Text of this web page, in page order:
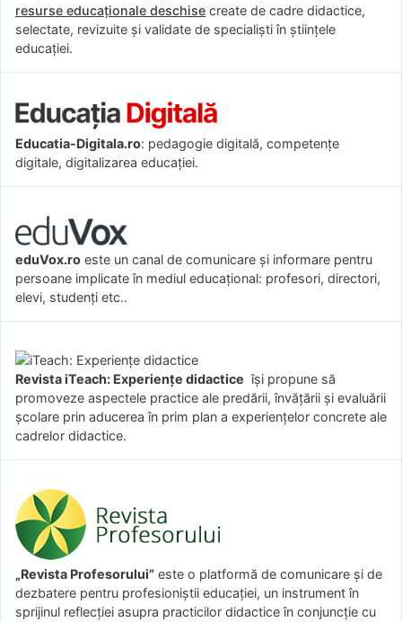
resurse educaționale deschise create de cadre didactice,
selectate, revizuite și validate de specialiști în științele
educației.
Educatia-Digitala.ro: pedagogie digitală, competențe
digitale, digitalizarea educației.
eduVox.ro este un canal de comunicare și informare pentru
persoane implicate în mediul educațional: profesori, directori,
elevi, studenți etc..
Revista iTeach: Experienţe didactice îşi propune să
promoveze aspectele practice ale predării, învăţării şi evaluării
şcolare prin aducerea în prim plan a experienţelor concrete ale
cadrelor didactice.
„Revista Profesorului” este o platformă de comunicare și de
dezbatere pentru profesioniștii educației, un instrument în
sprijinul reflecției asupra practicilor didactice în conjuncție cu